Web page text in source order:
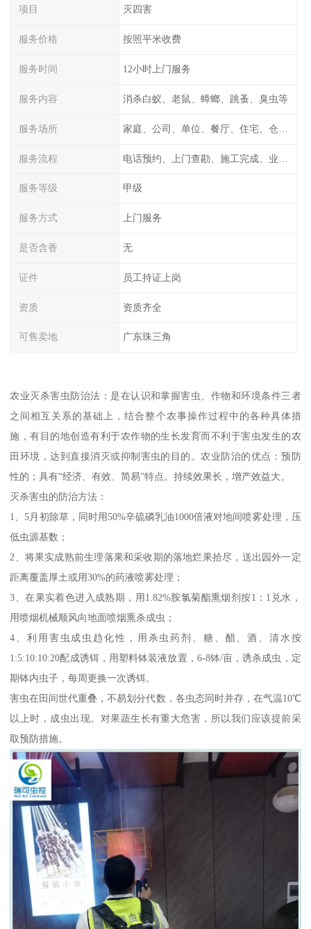
项目 灭四害
服务价格 按照平米收费
服务时间 12小时上门服务
服务内容 消杀白蚁、老鼠、蟑螂、跳蚤、臭虫等
服务场所
服务流程
服务等级 甲级
服务方式 上门服务
是否含香 无
证件 员工持证上岗
资质 资质齐全
可售卖地 广东珠三角
农业灭杀害虫防治法：是在认识和掌握害虫、作物和环境条件三者
之间相互关系的基础上，结合整个农事操作过程中的各种具体措
施，有目的地创造有利于农作物的生长发育而不利于害虫发生的农
田环境，达到直接消灭或抑制害虫的目的。农业防治的优点：预防
性的；具有“经济、有效、简易”特点。持续效果长，增产效益大。
灭杀害虫的防治方法：
1、5月初除草，同时用50%辛硫磷乳油1000倍液对地间喷雾处理，压
低虫源基数；
2、将果实成熟前生理落果和采收期的落地烂果拾尽，送出园外一定
距离覆盖厚土或用30%的药液喷雾处理；
3、在果实着色进入成熟期，用1.82%胺氯菊酯熏烟剂按1：1兑水，
用喷烟机械顺风向地面喷烟熏杀成虫；
4、利用害虫成虫趋化性，用杀虫药剂、糖、醋、酒、清水按
1:5:10:10:20配成诱铒，用塑料钵装液放置，6-8钵/亩，诱杀成虫，定
期钵内虫子，每周更换一次诱铒。
害虫在田间世代重叠，不易划分代数，各虫态同时并存，在气温10℃
以上时，成虫出现。对果蔬生长有重大危害，所以我们应该提前采
取预防措施。